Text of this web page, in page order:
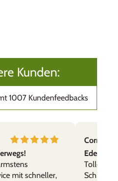
Kunden:
1007 Kundenfeedbacks
mit schneller,
Cornelia,
Tolle
Schnelle